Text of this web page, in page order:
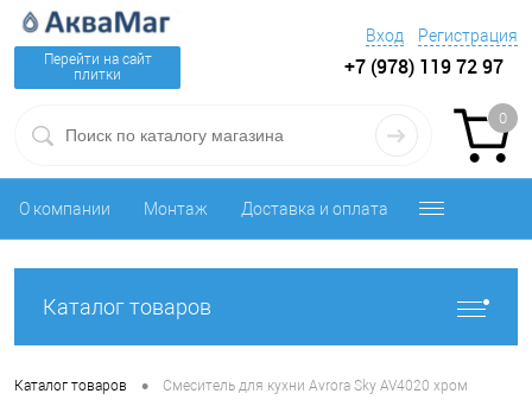
Перейти на сайт
плитки
Вход Регистрация
+7 (978) 119 72 97
0
О компании Монтаж Доставка и оплата
Каталог товаров
Каталог товаров • Смеситель для кухни Avrora Sky AV4020 хром